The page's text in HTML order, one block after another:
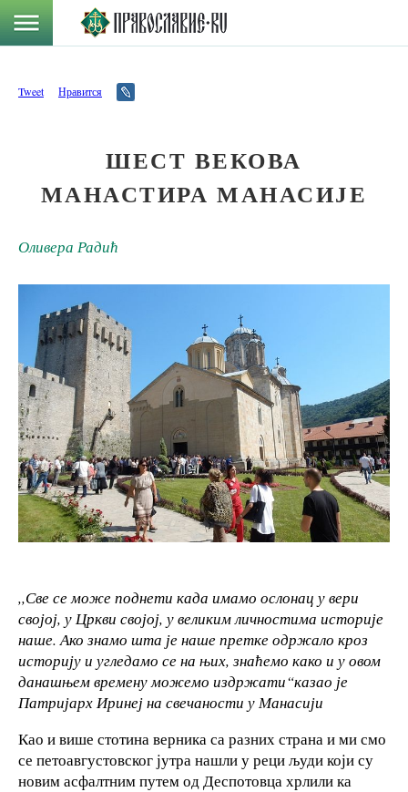
Tweet Нравится
ШЕСТ ВЕКОВА
МАНАСТИРА МАНАСИЈЕ
Оливера Радић
,,Све се може поднети када имамо ослонац у вери
својој, у Цркви својој, у великим личностима историје
наше. Ако знамо шта је наше претке одржало кроз
историју и угледамо се на њих, знаћемо како и у овом
данашњем времену можемо издржати“казао је
Патријарх Иринеј на свечаности у Манасији
Као и више стотина верника са разних страна и ми смо
се петоавгустовског јутра нашли у реци људи који су
новим асфалтним путем од Деспотовца хрлили ка